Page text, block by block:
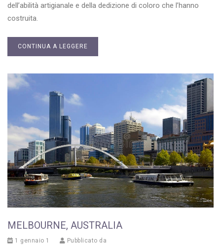
dell’abilità artigianale e della dedizione di coloro che l’hanno
costruita.
CONTINUA A LEGGERE
MELBOURNE, AUSTRALIA
1 gennaio 1
Pubblicato da